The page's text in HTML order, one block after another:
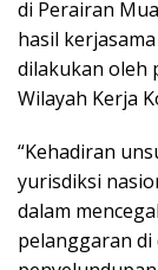
di Perairan
hasil
dilakukan oleh
Wilayah Kerja
“Kehadiran
yurisdiksi
dalam
pelanggaran